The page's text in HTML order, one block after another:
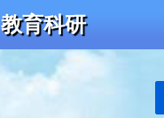
教育科研